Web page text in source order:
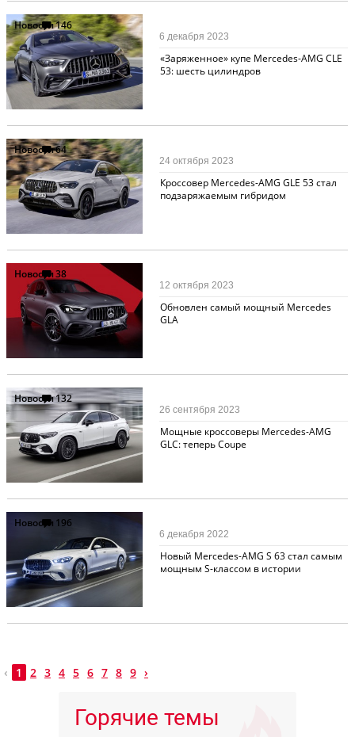
Новости146
«Заряженное» купе Mercedes-AMG CLE
53: шесть цилиндров
6 декабря 2023
Новости64
Кроссовер Mercedes-AMG GLE 53 стал
подзаряжаемым гибридом
24 октября 2023
Новости38
Обновлен самый мощный Mercedes
GLA
12 октября 2023
Новости132
Мощные кроссоверы Mercedes-AMG
GLC: теперь Coupe
26 сентября 2023
Новости 196
Новый Mercedes-AMG S 63 стал самым
мощным S-классом в истории
6 декабря 2022
‹ 1 2 3 4 5 6 7 8 9 ›
Горячие темы